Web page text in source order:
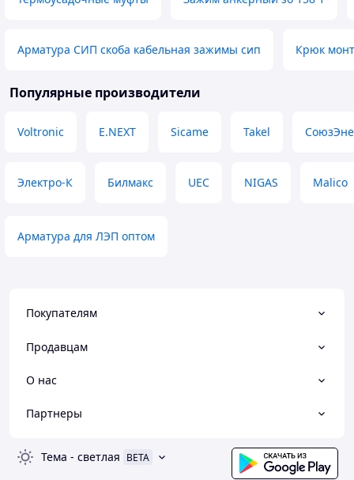
Арматура СИП скоба кабельная зажимы сип Крюк
Популярные производители
Voltronic E.NEXT Sicame Takel
Электро-К Билмакс UEC NIGAS Malico
Арматура для ЛЭП оптом
Покупателям
Продавцам
О нас
Партнеры
Тема - светлая BETA